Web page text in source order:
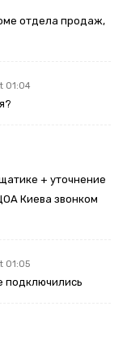
отдела продаж,
01:04
+ уточнение
Киева звонком
01:05
подключились